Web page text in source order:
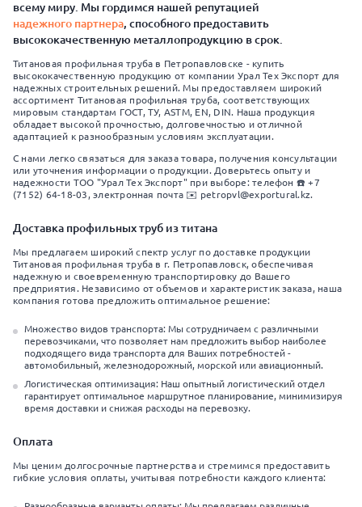
всему миру. Мы гордимся нашей репутацией
надежного партнера, способного предоставить
высококачественную металлопродукцию в срок.
Титановая профильная труба в Петропавловске - купить
высококачественную продукцию от компании Урал Тех Экспорт для
надежных строительных решений. Мы предоставляем широкий
ассортимент Титановая профильная труба, соответствующих
мировым стандартам ГОСТ, ТУ, ASTM, EN, DIN. Наша продукция
обладает высокой прочностью, долговечностью и отличной
адаптацией к разнообразным условиям эксплуатации.
С нами легко связаться для заказа товара, получения консультации
или уточнения информации о продукции. Доверьтесь опыту и
надежности ТОО "Урал Тех Экспорт" при выборе: телефон ☎️ +7
(7152) 64-18-03, электронная почта ✉️ petropvl@exportural.kz.
Доставка профильных труб из титана
Мы предлагаем широкий спектр услуг по доставке продукции
Титановая профильная труба в г. Петропавловск, обеспечивая
надежную и своевременную транспортировку до Вашего
предприятия. Независимо от объемов и характеристик заказа, наша
компания готова предложить оптимальное решение:
Множество видов транспорта: Мы сотрудничаем с различными
перевозчиками, что позволяет нам предложить выбор наиболее
подходящего вида транспорта для Ваших потребностей -
автомобильный, железнодорожный, морской или авиационный.
Логистическая оптимизация: Наш опытный логистический отдел
гарантирует оптимальное маршрутное планирование, минимизируя
время доставки и снижая расходы на перевозку.
Оплата
Мы ценим долгосрочные партнерства и стремимся предоставить
гибкие условия оплаты, учитывая потребности каждого клиента: